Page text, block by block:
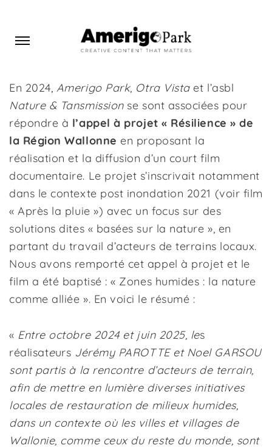
En 2024, Amerigo Park, Otra Vistaet l’asbl
Nature & Tansmissionse sont associées pour
répondre à l’appel à projet « Résilience » de
la Région Wallonne en proposant la
réalisation et la diffusion d’un court film
documentaire. Le projet s’inscrivait notamment
dans le contexte post inondation 2021 (voir film
« Après la pluie ») avec un focus sur des
solutions dites « basées sur la nature », en
partant du travail d’acteurs de terrains locaux.
Nous avons remporté cet appel à projet et le
film a été baptisé : « Zones humides : la nature
comme alliée ». En voici le résumé :
« Entre octobre 2024 et juin 2025, les
réalisateurs Jérémy PAROTTE et Noel GARSOU
sont partis à la rencontre d’acteurs de terrain,
afin de mettre en lumière diverses initiatives
locales de restauration de milieux humides,
dans un contexte où les villes et villages de
Wallonie, comme ceux du reste du monde, sont